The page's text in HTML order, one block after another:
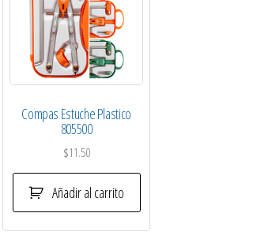
Compas Estuche Plastico
805500
$11.50
Añadir al carrito